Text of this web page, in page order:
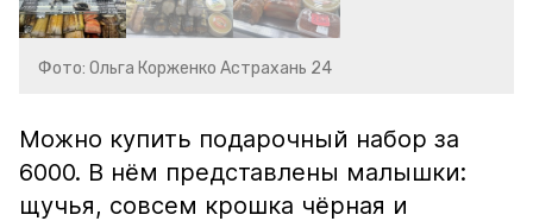
Фото: Ольга Корженко Астрахань 24
Можно купить подарочный набор за
6000. В нём представлены малышки:
щучья, совсем крошка чёрная и